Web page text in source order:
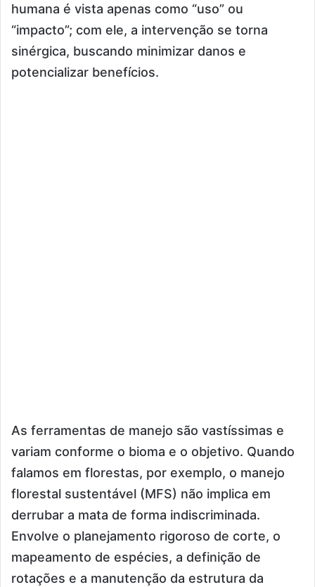
humana é vista apenas como “uso” ou
“impacto”; com ele, a intervenção se torna
sinérgica, buscando minimizar danos e
potencializar benefícios.
As ferramentas de manejo são vastíssimas e
variam conforme o bioma e o objetivo. Quando
falamos em florestas, por exemplo, o manejo
florestal sustentável (MFS) não implica em
derrubar a mata de forma indiscriminada.
Envolve o planejamento rigoroso de corte, o
mapeamento de espécies, a definição de
rotações e a manutenção da estrutura da